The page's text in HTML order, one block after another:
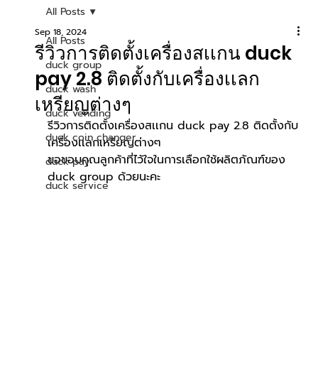
All Posts
duck group
duck wash
duck vending
duck coin changer
duck pay
duck service
All Posts
รีวิวการติดตั้งเครื่องสเเกน duck
pay 2.8 ติดตั้งกับเครื่องเเลก
เหรียญต่างๆ
Sep 18, 2024
รีวิวการติดตั้งเครื่องสเเกน duck pay 2.8 ติดตั้งกับ
เครื่องเเลกเหรียญต่างๆ
ขอขอบคุณลูกค้าที่ไว้ใจในการเลือกใช้ผลิตภัณฑ์ของ
duck group ด้วยนะคะ